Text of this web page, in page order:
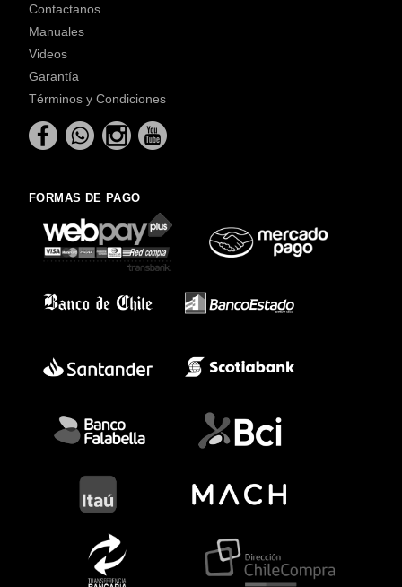
Contactanos
Manuales
Videos
Garantía
Términos y Condiciones
FORMAS DE PAGO